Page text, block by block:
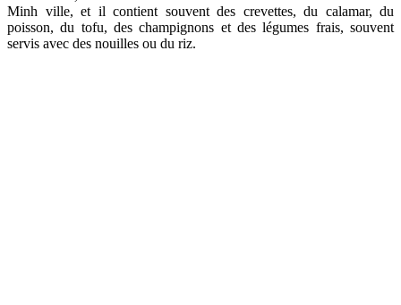
Minh ville, et il contient souvent des crevettes, du calamar, du
poisson, du tofu, des champignons et des légumes frais, souvent
servis avec des nouilles ou du riz.